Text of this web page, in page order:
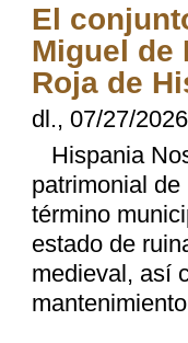
El
Miguel de
Roja de
dl., 07/27/
Hispania
patrimonial
término
estado de
medieval, así